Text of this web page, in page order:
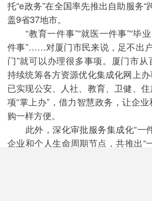
托“e政务”在全国率先推出自助服务“
盖9省37地市。
“教育一件事”“就医一件事”“毕业
件事”……对厦门市民来说，足不出
门”就可以办理很多事项。厦门市从
持续统筹各方资源优化集成化网上办
已实现公安、人社、教育、卫健、
项“掌上办”，借力智慧政务，让企
购一样方便。
此外，深化审批服务集成化“一
企业和个人生命周期节点，共推出“